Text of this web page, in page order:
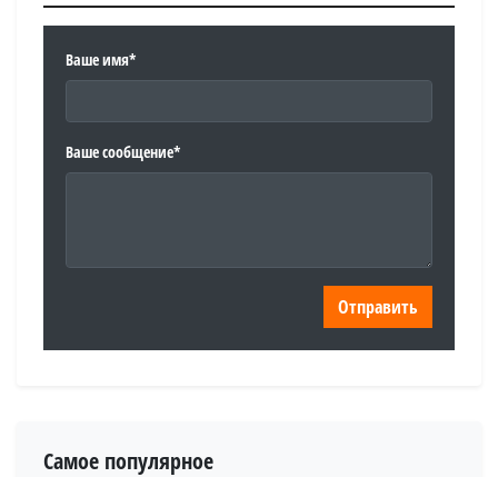
Ваше имя*
Ваше сообщение*
Самое популярное